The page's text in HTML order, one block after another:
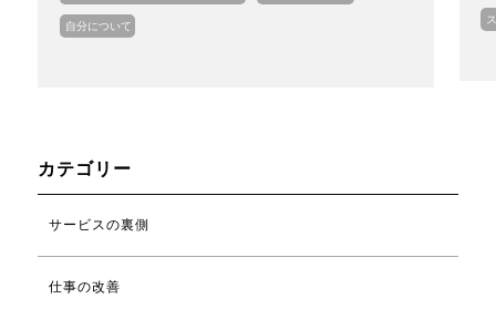
自分について
カテゴリー
サービスの裏側
仕事の改善